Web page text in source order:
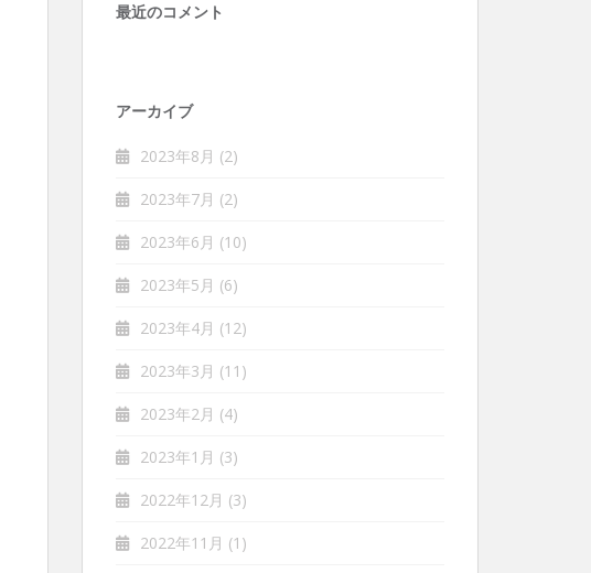
最近のコメント
アーカイブ
2023年8月 (2)
2023年7月 (2)
2023年6月 (10)
2023年5月 (6)
2023年4月 (12)
2023年3月 (11)
2023年2月 (4)
2023年1月 (3)
2022年12月 (3)
2022年11月 (1)